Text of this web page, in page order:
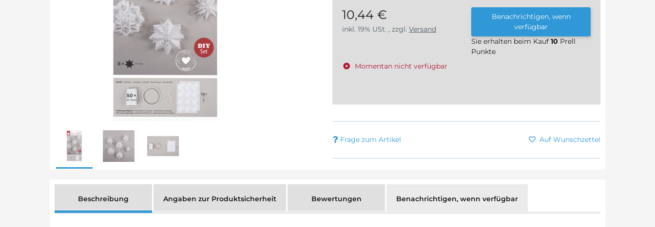
10,44 €
inkl. 19% USt. , zzgl. Versand
Momentan nicht verfügbar
Benachrichtigen, wenn
verfügbar
Sie erhalten beim Kauf 10 Prell
Punkte
Frage zum Artikel Auf Wunschzettel
Beschreibung Angaben zur Produktsicherheit Bewertungen Benachrichtigen, wenn verfügbar